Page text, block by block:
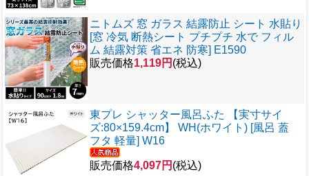
ニトムズ 窓 ガラス 結露防止 シート 水貼り
[窓 冷気 断熱シート プチプチ 水で フィル
ム 結露対策 省エネ 防寒] E1590
販売価格1,119円 (税込)
東プレ シャッター風呂ふた 【実寸サイ
ズ:80×159.4cm】 WH(ホワイト) [風呂 蓋
フタ 軽量] W16
販売価格4,097円 (税込)